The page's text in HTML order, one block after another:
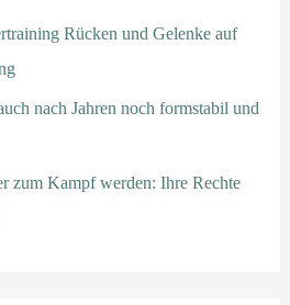
Rücken und Gelenke auf
nach Jahren noch formstabil und
zum Kampf werden: Ihre Rechte